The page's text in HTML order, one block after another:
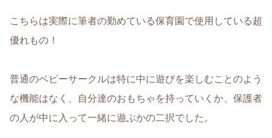
こちらは実際に筆者の勤めている保育園で使用している超
優れもの！
普通のベビーサークルは特に中に遊びを楽しむことのよう
な機能はなく、自分達のおもちゃを持っていくか、保護者
の人が中に入って一緒に遊ぶかの二択でした。